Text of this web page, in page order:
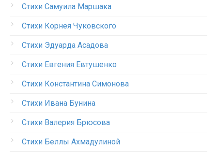
Стихи Самуила Маршака
Стихи Корнея Чуковского
Стихи Эдуарда Асадова
Стихи Евгения Евтушенко
Стихи Константина Симонова
Стихи Ивана Бунина
Стихи Валерия Брюсова
Стихи Беллы Ахмадулиной